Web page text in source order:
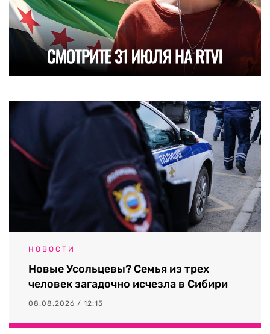
НОВОСТИ
Новые Усольцевы? Семья из трех
человек загадочно исчезла в Сибири
08.08.2026 / 12:15